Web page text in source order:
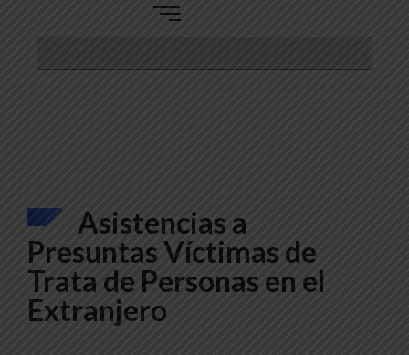
Asistencias a
Presuntas Víctimas de
Trata de Personas en el
Extranjero